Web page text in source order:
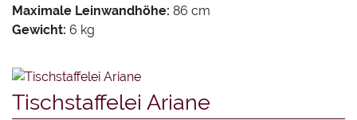
Maximale Leinwandhöhe: 86 cm
Gewicht: 6 kg
Tischstaffelei Ariane